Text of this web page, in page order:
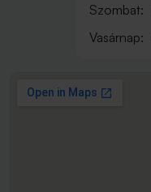
Szombat:
Vasárnap: